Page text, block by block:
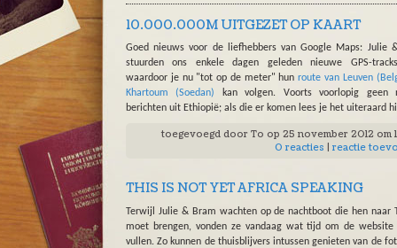
10.000.000M UITGEZET OP KAART
Goed nieuws voor de liefhebbers van Google Maps: Julie
stuurden ons enkele dagen geleden nieuwe GPS-
waardoor je nu "tot op de meter" hun route van Leuven
Khartoum (Soedan) kan volgen. Voorts voorlopig geen
berichten uit Ethiopië; als die er komen lees je het uiteraard
toegevoegd door To op 25 november 2012 om
0 reacties
reactie
THIS IS NOT YET AFRICA SPEAKING
Terwijl Julie & Bram wachten op de nachtboot die hen naar
moet brengen, vonden ze vandaag wat tijd om de website
vullen. Zo kunnen de thuisblijvers intussen genieten van de